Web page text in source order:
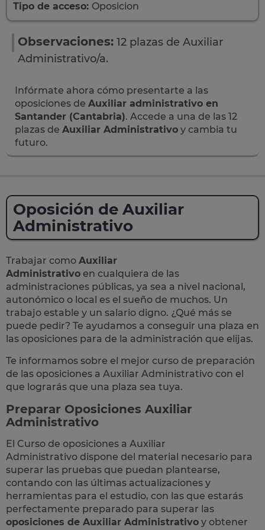
Tipo de acceso: Oposicion
Observaciones: 12 plazas de Auxiliar
Administrativo/a.
Infórmate ahora cómo presentarte a las
oposiciones de Auxiliar administrativo en
Santander (Cantabria). Accede a una de las 12
plazas de Auxiliar Administrativo y cambia tu
futuro.
Oposición de Auxiliar
Administrativo
Trabajar como Auxiliar
Administrativo en cualquiera de las
administraciones públicas, ya sea a nivel nacional,
autonómico o local es el sueño de muchos. Un
trabajo estable y un salario digno. ¿Qué más se
puede pedir? Te ayudamos a conseguir una plaza en
las oposiciones para de la administración que elijas.
Te informamos sobre el mejor curso de preparación
de las oposiciones a Auxiliar Administrativo con el
que lograrás que una plaza sea tuya.
Preparar Oposiciones Auxiliar
Administrativo
El Curso de oposiciones a Auxiliar
Administrativo dispone del material necesario para
superar las pruebas que puedan plantearse,
contando con las últimas actualizaciones y
herramientas para el estudio, con las que estarás
perfectamente preparado para superar las
oposiciones de Auxiliar Administrativo y obtener